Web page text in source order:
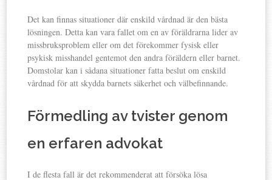
Det kan finnas situationer där enskild vårdnad är den bästa
lösningen. Detta kan vara fallet om en av föräldrarna lider av
missbruksproblem eller om det förekommer fysisk eller
psykisk misshandel gentemot den andra föräldern eller barnet.
Domstolar kan i sådana situationer fatta beslut om enskild
vårdnad för att skydda barnets säkerhet och välbefinnande.
Förmedling av tvister genom
en erfaren advokat
I de flesta fall är det rekommenderat att försöka lösa